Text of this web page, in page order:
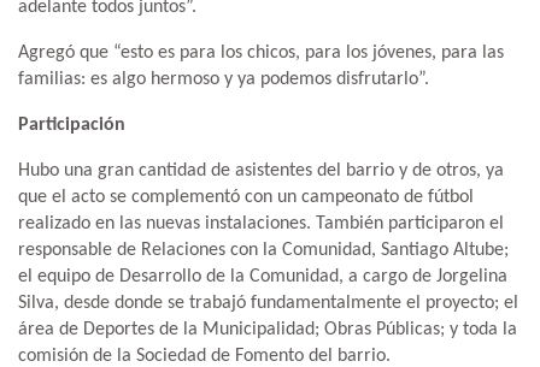
adelante todos juntos”.
Agregó que “esto es para los chicos, para los jóvenes, para las
familias: es algo hermoso y ya podemos disfrutarlo”.
Participación
Hubo una gran cantidad de asistentes del barrio y de otros, ya
que el acto se complementó con un campeonato de fútbol
realizado en las nuevas instalaciones. También participaron el
responsable de Relaciones con la Comunidad, Santiago Altube;
el equipo de Desarrollo de la Comunidad, a cargo de Jorgelina
Silva, desde donde se trabajó fundamentalmente el proyecto; el
área de Deportes de la Municipalidad; Obras Públicas; y toda la
comisión de la Sociedad de Fomento del barrio.